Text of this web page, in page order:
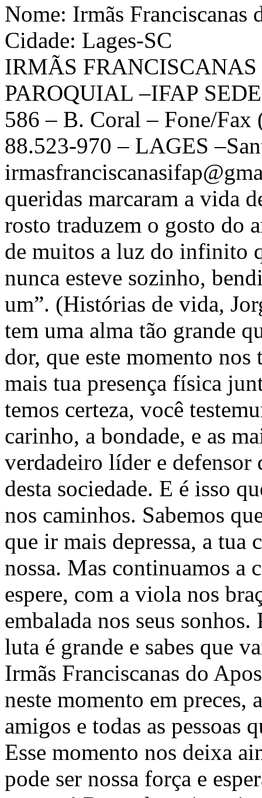
Nome: Irmãs Franciscanas
Cidade: Lages-SC
IRMÃS
PAROQUIAL –IFAP
586 – B. Coral – Fone/
88.523-970 – LAGES
queridas marcaram a vida
rosto traduzem o gosto do
de muitos a luz do infinito
nunca esteve sozinho,
um”. (Histórias de vida,
tem uma alma tão grande
dor, que este momento nos
mais tua presença física
temos certeza, você
carinho, a bondade, e as
verdadeiro líder e defensor
desta sociedade. E é isso
nos caminhos. Sabemos
que ir mais depressa, a tua
nossa. Mas continuamos a
espere, com a viola nos
embalada nos seus
luta é grande e sabes que
Irmãs Franciscanas do
neste momento em preces,
amigos e todas as
Esse momento nos deixa
pode ser nossa força e